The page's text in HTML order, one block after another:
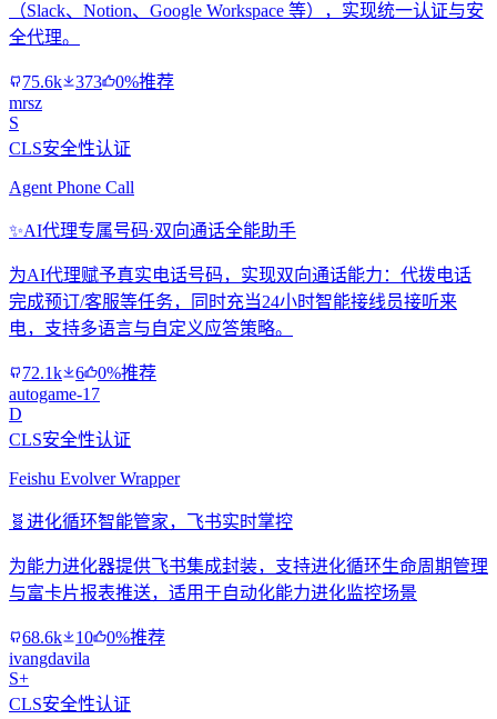
（Slack、Notion、Google Workspace 等），实现统一认证与安
全代理。
75.6k 373
0%推荐
mrsz
S
CLS安全性认证
Agent Phone Call
✨AI代理专属号码·双向通话全能助手
为AI代理赋予真实电话号码，实现双向通话能力：代拨电话
完成预订/客服等任务，同时充当24小时智能接线员接听来
电，支持多语言与自定义应答策略。
72.1k 6
0%推荐
autogame-17
D
CLS安全性认证
Feishu Evolver Wrapper
🧬 进化循环智能管家，飞书实时掌控
为能力进化器提供飞书集成封装，支持进化循环生命周期管理
与富卡片报表推送，适用于自动化能力进化监控场景
68.6k 10
0%推荐
ivangdavila
S+
CLS安全性认证